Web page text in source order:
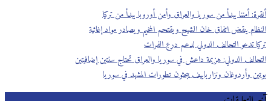
أنقرة: أمننا يبدأ من سوريا والعراق وأمن أوروبا يبدأ من تركيا
النظام ينقض اتفاق خان الشيح ويقتحم المخيم ويصادر مواد إغاثية
تركيا تدعو التحالف الدولي لدعم درع الفرات
التحالف الدولي: هزيمة داعش في سوريا والعراق تحتاج سنتين إضافيتين
بوتين وأردوغان ونزارباييف يبحثون تطورات المشهد في سوريا